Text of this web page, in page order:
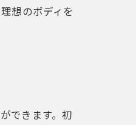
想のボディを
できます。初